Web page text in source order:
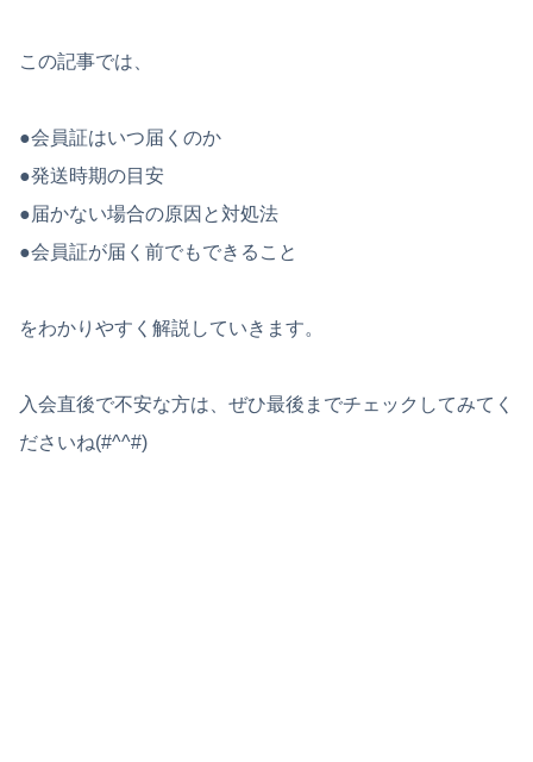
この記事では、
●会員証はいつ届くのか
●発送時期の目安
●届かない場合の原因と対処法
●会員証が届く前でもできること
をわかりやすく解説していきます。
入会直後で不安な方は、ぜひ最後までチェックしてみてく
ださいね(#^^#)